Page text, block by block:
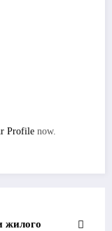
Profile now.
жилого